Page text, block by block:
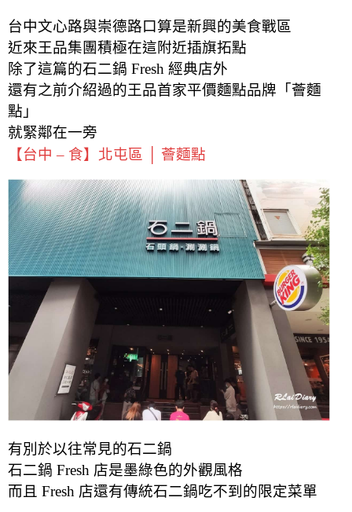
台中文心路與崇德路口算是新興的美食戰區
近來王品集團積極在這附近插旗拓點
除了這篇的石二鍋 Fresh 經典店外
還有之前介紹過的王品首家平價麵點品牌「薈麵
點」
就緊鄰在一旁
【台中 – 食】北屯區 │ 薈麵點
有別於以往常見的石二鍋
石二鍋 Fresh 店是墨綠色的外觀風格
而且 Fresh 店還有傳統石二鍋吃不到的限定菜單